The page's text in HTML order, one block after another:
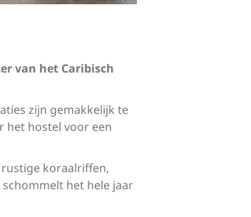
van het Caribisch
zijn gemakkelijk te
het hostel voor een
koraalriffen,
het hele jaar